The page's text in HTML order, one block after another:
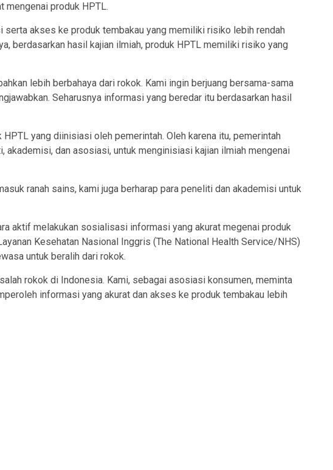
mengenai produk HPTL.
akses ke produk tembakau yang memiliki risiko lebih rendah
berdasarkan hasil kajian ilmiah, produk HPTL memiliki risiko yang
lebih berbahaya dari rokok. Kami ingin berjuang bersama-sama
Seharusnya informasi yang beredar itu berdasarkan hasil
yang diinisiasi oleh pemerintah. Oleh karena itu, pemerintah
dan asosiasi, untuk menginisiasi kajian ilmiah mengenai
ranah sains, kami juga berharap para peneliti dan akademisi untuk
aktif melakukan sosialisasi informasi yang akurat megenai produk
Kesehatan Nasional Inggris (The National Health Service/NHS)
untuk beralih dari rokok.
rokok di Indonesia. Kami, sebagai asosiasi konsumen, meminta
informasi yang akurat dan akses ke produk tembakau lebih